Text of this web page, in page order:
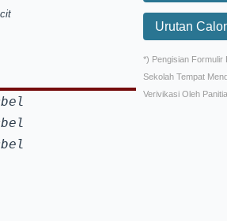
Urutan
*) Pengisian Formulir
Sekolah Tempat
Verivikasi Oleh